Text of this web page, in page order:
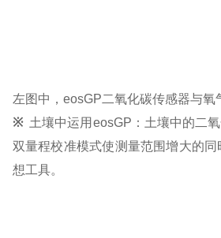
左图中，eosGP二氧化碳传感器与
※ 土壤中运用eosGP：土壤中的二
双量程校准模式使测量范围增大的
想工具。